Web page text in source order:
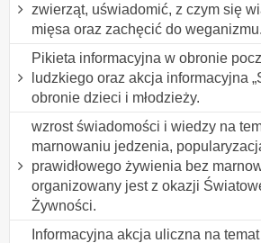
zwierząt, uświadomić, z czym się
mięsa oraz zachęcić do weganizmu.
Pikieta informacyjna w obronie
ludzkiego oraz akcja informacyjna
obronie dzieci i młodzieży.
wzrost świadomości i wiedzy na
marnowaniu jedzenia,
prawidłowego żywienia bez
organizowany jest z okazji
Żywności.
Informacyjna akcja uliczna na